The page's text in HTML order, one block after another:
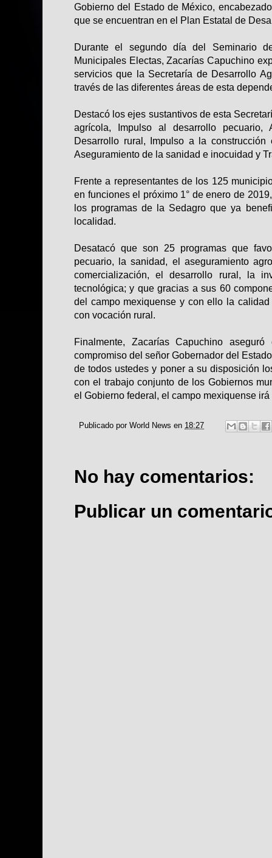
Gobierno del Estado de México,
que se encuentran en el Plan Estatal de
Durante el segundo día del Seminario
Municipales Electas, Zacarías Capuchino
servicios que la Secretaría de Desarrollo
través de las diferentes áreas de esta
Destacó los ejes sustantivos de esta
agrícola, Impulso al desarrollo pecuario,
Desarrollo rural, Impulso a la construcción
Aseguramiento de la sanidad e inocuidad y
Frente a representantes de los 125
en funciones el próximo 1° de enero de
los programas de la Sedagro que ya
localidad.
Desatacó que son 25 programas que
pecuario, la sanidad, el aseguramiento
comercialización, el desarrollo rural, la
tecnológica; y que gracias a sus 60
del campo mexiquense y con ello la
con vocación rural.
Finalmente, Zacarías Capuchino
compromiso del señor Gobernador del
de todos ustedes y poner a su disposición
con el trabajo conjunto de los Gobiernos
el Gobierno federal, el campo mexiquense
Publicado por World News en 18:27
No hay comentarios:
Publicar un